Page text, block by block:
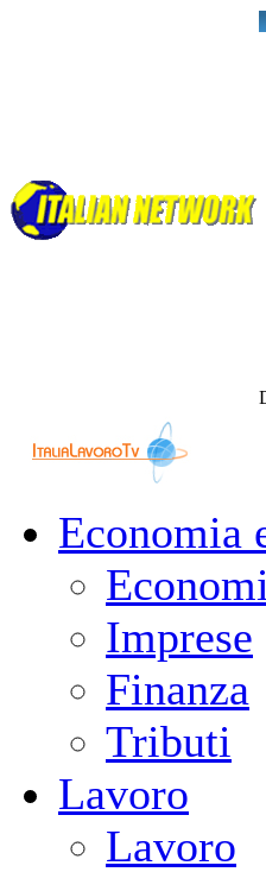
Economia
Imprese
Finanza
Tributi
Lavoro
Lavoro